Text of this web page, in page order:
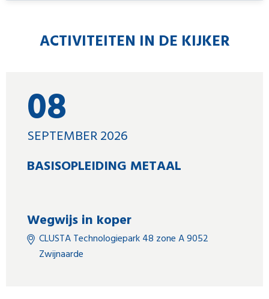
ACTIVITEITEN IN DE KIJKER
08
SEPTEMBER 2026
BASISOPLEIDING METAAL
Wegwijs in koper
CLUSTA Technologiepark 48 zone A 9052
Zwijnaarde